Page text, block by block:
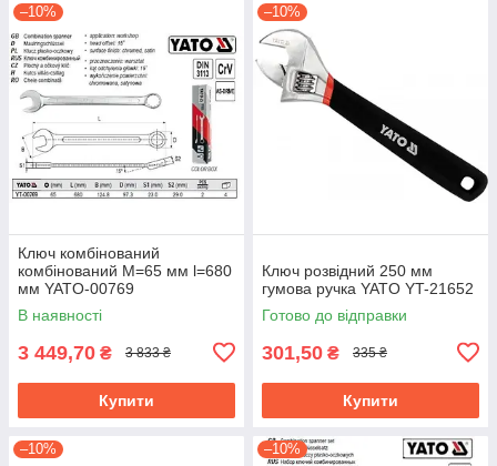
–10%
Ключ комбінований
комбінований М=65 мм l=680
мм YATO-00769
В наявності
3 449,70 ₴ 3 833 ₴
Купити
–10%
Ключ розвідний 250 мм
гумова ручка YATO YT-21652
Готово до відправки
301,50 ₴ 335 ₴
Купити
–10% –10%